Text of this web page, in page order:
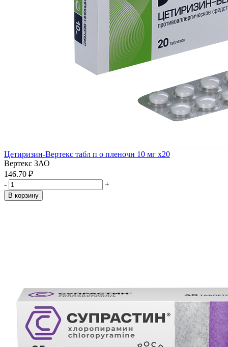
Цетиризин-Вертекс табл п о пленочн 10 мг x20
Вертекс ЗАО
146.70 ₽
-
+
В корзину